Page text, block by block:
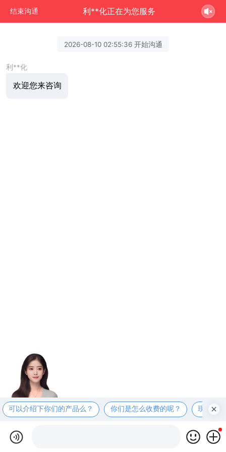
结束沟通 利**化正在为您服务
2026-08-10 02:55:36 开始沟通
利**化
欢迎您来咨询
可以介绍下你们的产品么？ 你们是怎么收费的呢？ 现在有